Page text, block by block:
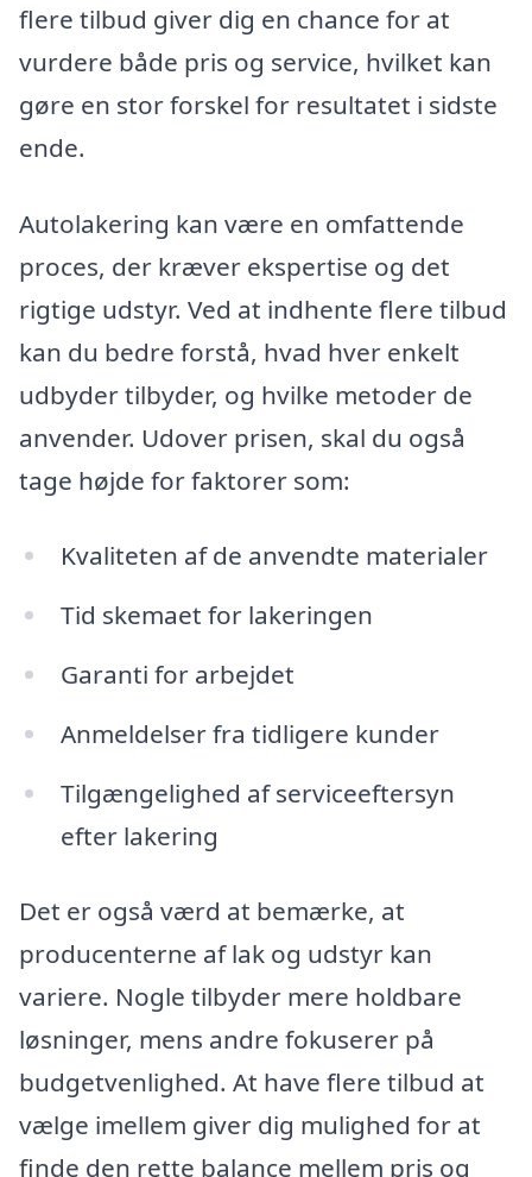
flere tilbud giver dig en chance for at
vurdere både pris og service, hvilket kan
gøre en stor forskel for resultatet i sidste
ende.
Autolakering kan være en omfattende
proces, der kræver ekspertise og det
rigtige udstyr. Ved at indhente flere tilbud
kan du bedre forstå, hvad hver enkelt
udbyder tilbyder, og hvilke metoder de
anvender. Udover prisen, skal du også
tage højde for faktorer som:
Kvaliteten af de anvendte materialer
Tid skemaet for lakeringen
Garanti for arbejdet
Anmeldelser fra tidligere kunder
Tilgængelighed af serviceeftersyn
efter lakering
Det er også værd at bemærke, at
producenterne af lak og udstyr kan
variere. Nogle tilbyder mere holdbare
løsninger, mens andre fokuserer på
budgetvenlighed. At have flere tilbud at
vælge imellem giver dig mulighed for at
finde den rette balance mellem pris og